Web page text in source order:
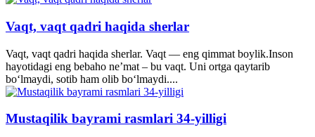
Vaqt, vaqt qadri haqida sherlar
Vaqt, vaqt qadri haqida sherlar. Vaqt — eng qimmat boylik.Inson
hayotidagi eng bebaho ne’mat – bu vaqt. Uni ortga qaytarib
bo‘lmaydi, sotib ham olib bo‘lmaydi....
Mustaqilik bayrami rasmlari 34-yilligi